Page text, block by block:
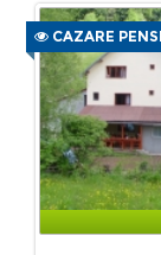
CAZARE